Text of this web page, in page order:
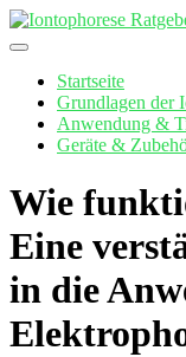
Skip
to
Startseite
Grundlagen der
Anwendung &
Geräte &
Wie
Eine
in die